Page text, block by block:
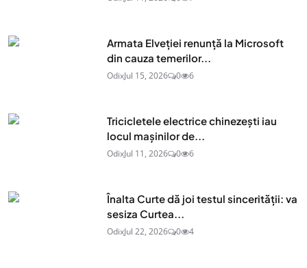
Armata Elveției renunță la Microsoft
din cauza temerilor...
OdixJul 15, 2026 0 6
Tricicletele electrice chinezești iau
locul mașinilor de...
OdixJul 11, 2026 0 6
Înalta Curte dă joi testul sincerității: va
sesiza Curtea...
OdixJul 22, 2026 0 4